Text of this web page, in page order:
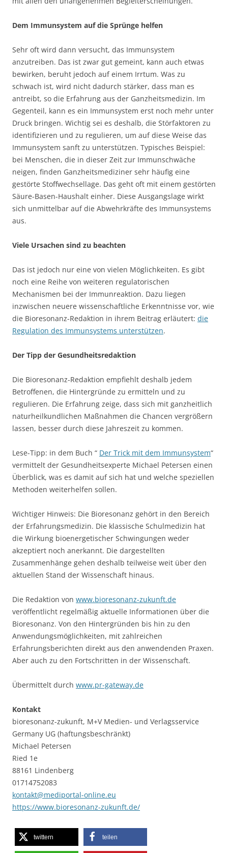
Dem Immunsystem auf die Sprünge helfen
Sehr oft wird dann versucht, das Immunsystem
anzutreiben. Das ist zwar gut gemeint, kann auch etwas
bewirken, beruht jedoch auf einem Irrtum. Was zu
schwach ist, wird nicht dadurch stärker, dass man es
antreibt, so die Erfahrung aus der Ganzheitsmedizin. Im
Gegenteil, kann es ein Immunsystem erst noch mehr unter
Druck bringen. Wichtig sei es deshalb, die Störfaktoren zu
identifizieren und zu regulieren, um auf diese Weise das
Immunsystem sanft zu unterstützen. Typisches Beispiel:
bei Menschen, die in dieser Zeit zur Immunschwäche
neigen, finden Ganzheitsmediziner sehr häufig eine
gestörte Stoffwechsellage. Das geht oft mit einem gestörten
Säure-Basen-Haushalt einher. Diese Ausgangslage wirkt
sich unmittelbar auf die Abwehrkräfte des Immunsystems
aus.
Viele Ursachen sind zu beachten
Das ist jedoch nur eine von vielen Möglichkeiten. Es gibt
noch eine Reihe von weiteren regulatorischen
Mechanismen bei der Immunreaktion. Dazu liegen
inzwischen neuere wissenschaftliche Erkenntnisse vor, wie
die Bioresonanz-Redaktion in ihrem Beitrag erläutert: die
Regulation des Immunsystems unterstützen.
Der Tipp der Gesundheitsredaktion
Die Bioresonanz-Redaktion empfiehlt deshalb jedem
Betroffenen, die Hintergründe zu ermitteln und zu
regulieren. Die Erfahrung zeige, dass sich mit ganzheitlich
naturheilkundlichen Maßnahmen die Chancen vergrößern
lassen, besser durch diese Jahreszeit zu kommen.
Lese-Tipp: in dem Buch “ Der Trick mit dem Immunsystem“
vermittelt der Gesundheitsexperte Michael Petersen einen
Überblick, was es damit auf sich hat und welche speziellen
Methoden weiterhelfen sollen.
Wichtiger Hinweis: Die Bioresonanz gehört in den Bereich
der Erfahrungsmedizin. Die klassische Schulmedizin hat
die Wirkung bioenergetischer Schwingungen weder
akzeptiert noch anerkannt. Die dargestellten
Zusammenhänge gehen deshalb teilweise weit über den
aktuellen Stand der Wissenschaft hinaus.
Die Redaktion von www.bioresonanz-zukunft.de
veröffentlicht regelmäßig aktuelle Informationen über die
Bioresonanz. Von den Hintergründen bis hin zu den
Anwendungsmöglichkeiten, mit zahlreichen
Erfahrungsberichten direkt aus den anwendenden Praxen.
Aber auch zu den Fortschritten in der Wissenschaft.
Übermittelt durch www.pr-gateway.de
Kontakt
bioresonanz-zukunft, M+V Medien- und Verlagsservice
Germany UG (haftungsbeschränkt)
Michael Petersen
Ried 1e
88161 Lindenberg
01714752083
kontakt@mediportal-online.eu
https://www.bioresonanz-zukunft.de/
twittern teilen